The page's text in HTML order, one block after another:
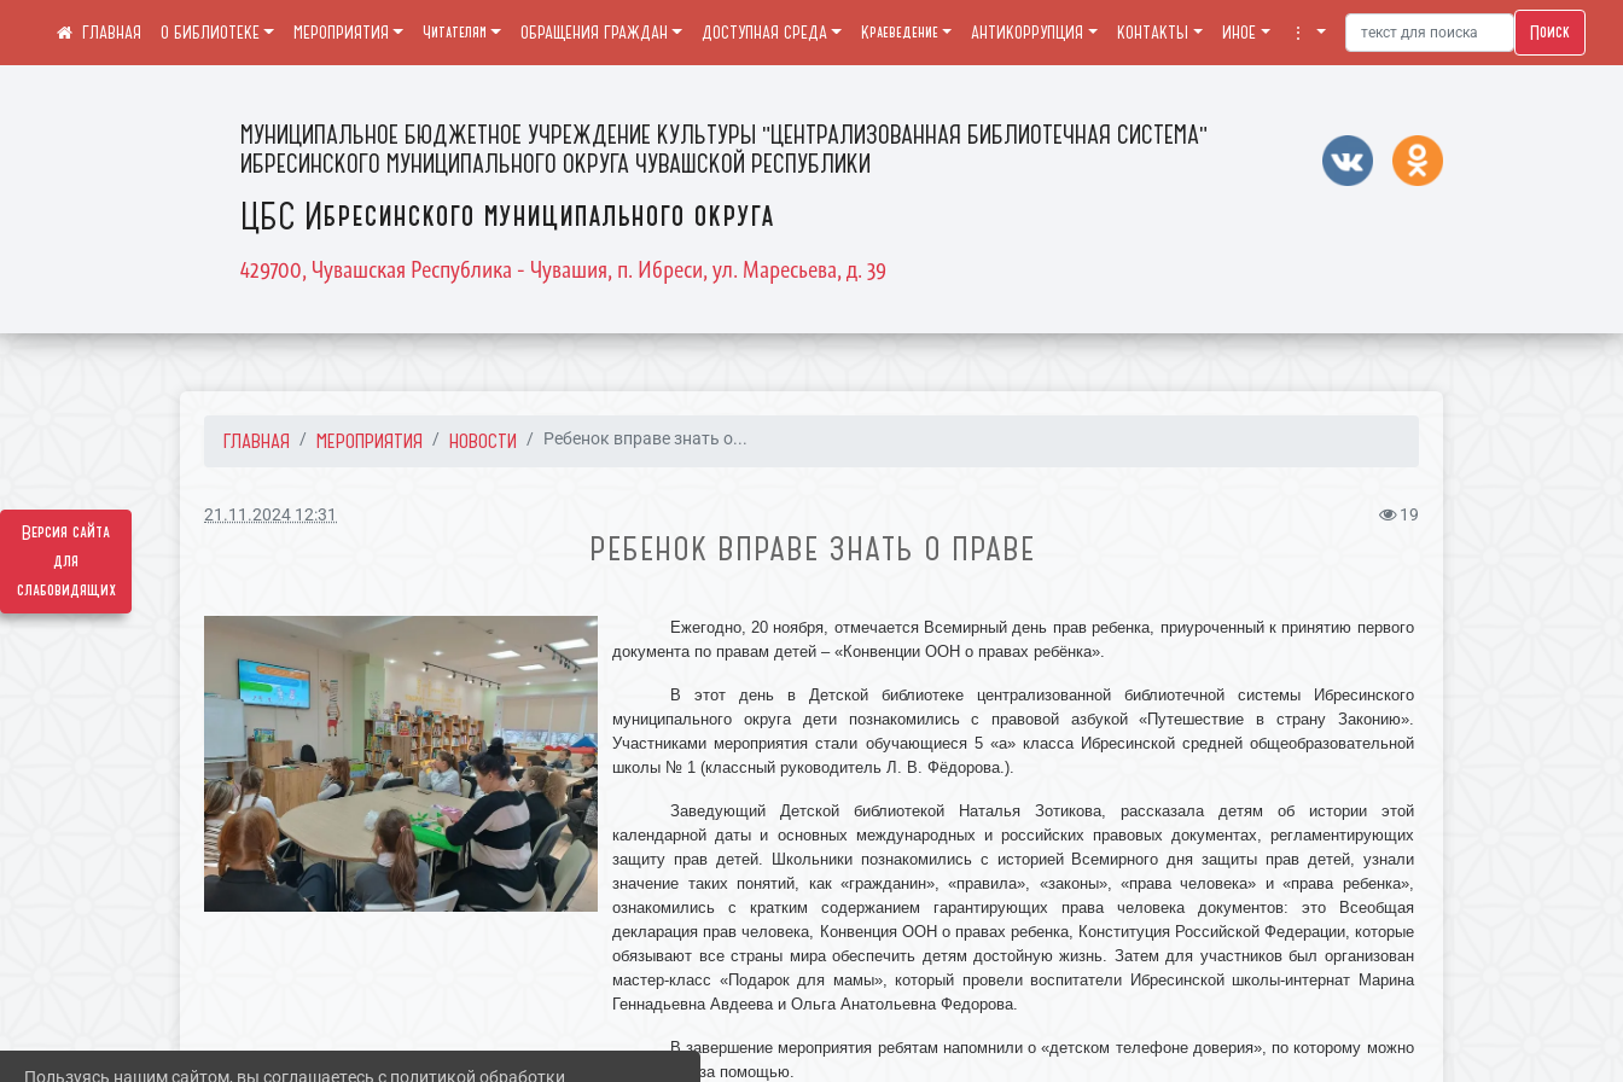
Версия сайта
для
слабовидящих
МУНИЦИПАЛЬНОЕ БЮДЖЕТНОЕ УЧРЕЖДЕНИЕ КУЛЬТУРЫ "ЦЕНТРАЛИЗОВАННАЯ БИБЛИОТЕЧНАЯ СИСТЕМА"
ИБРЕСИНСКОГО МУНИЦИПАЛЬНОГО ОКРУГА ЧУВАШСКОЙ РЕСПУБЛИКИ
ЦБС Ибресинского муниципального округа
429700, Чувашская Республика - Чувашия, п. Ибреси, ул. Маресьева, д. 39
О БИБЛИОТЕКЕ МЕРОПРИЯТИЯ Читателям ОБРАЩЕНИЯ ГРАЖДАН ДОСТУПНАЯ СРЕДА Краеведение АНТИКОРРУПЦИЯ КОНТАКТЫ ИНОЕ ⋮ Поиск
ГЛАВНАЯ МЕРОПРИЯТИЯ НОВОСТИ Ребенок вправе знать о...
21.11.2024 12:31 19
РЕБЕНОК ВПРАВЕ ЗНАТЬ О ПРАВЕ
Ежегодно, 20 ноября, отмечается Всемирный день прав ребенка, приуроченный к принятию первого
документа по правам детей – «Конвенции ООН о правах ребёнка».
В этот день в Детской библиотеке централизованной библиотечной системы Ибресинского
муниципального округа дети познакомились с правовой азбукой «Путешествие в страну Законию».
Участниками мероприятия стали обучающиеся 5 «а» класса Ибресинской средней общеобразовательной
школы № 1 (классный руководитель Л. В. Фёдорова.).
Заведующий Детской библиотекой Наталья Зотикова, рассказала детям об истории этой
календарной даты и основных международных и российских правовых документах, регламентирующих
защиту прав детей. Школьники познакомились с историей Всемирного дня защиты прав детей, узнали
значение таких понятий, как «гражданин», «правила», «законы», «права человека» и «права ребенка»,
ознакомились с кратким содержанием гарантирующих права человека документов: это Всеобщая
декларация прав человека, Конвенция ООН о правах ребенка, Конституция Российской Федерации, которые
обязывают все страны мира обеспечить детям достойную жизнь. Затем для участников был организован
мастер-класс «Подарок для мамы», который провели воспитатели Ибресинской школы-интернат Марина
Геннадьевна Авдеева и Ольга Анатольевна Федорова.
В завершение мероприятия ребятам напомнили о «детском телефоне доверия», по которому можно
обратиться за помощью.